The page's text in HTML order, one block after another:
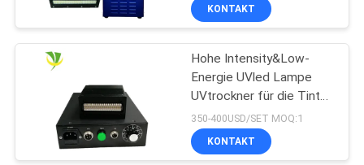
KONTAKT
Hohe Intensity&Low-
Energie UVled Lampe
UVtrockner für die Tinte
kurierend kuriert
350-400USD/SET MOQ:1
KONTAKT